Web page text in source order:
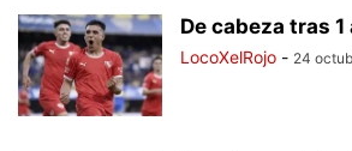
De cabeza tras 1
LocoXelRojo - 24